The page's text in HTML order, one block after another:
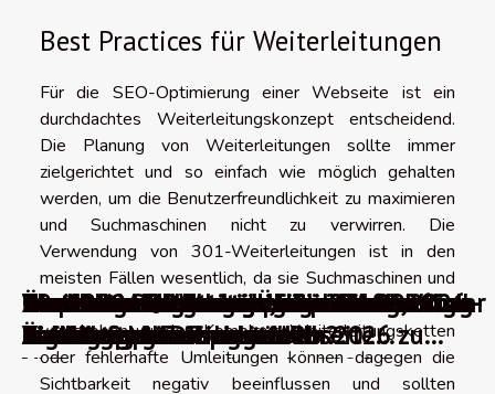
Best Practices für Weiterleitungen
Für die SEO-Optimierung einer Webseite ist ein
durchdachtes Weiterleitungskonzept entscheidend.
Die Planung von Weiterleitungen sollte immer
zielgerichtet und so einfach wie möglich gehalten
werden, um die Benutzerfreundlichkeit zu maximieren
und Suchmaschinen nicht zu verwirren. Die
Verwendung von 301-Weiterleitungen ist in den
meisten Fällen wesentlich, da sie Suchmaschinen und
Besuchern signalisieren, dass Inhalte dauerhaft
verschoben wurden. Komplexe Weiterleitungsketten
oder fehlerhafte Umleitungen können dagegen die
Sichtbarkeit negativ beeinflussen und sollten
WordPress-Migrationsplugins
Über 100 Punkte zur Überprüfung, um Ihr
digitales Marketing im Jahr 2026 zu
verbessern
0 wichtige Blogtrends für das Jahr 2026
The best AI video generators in 2026
translates to Die besten KI-
Videogeneratoren im Jahr 2026 in
WordPress-Fehler beheben: Wie löst man
die häufigsten Probleme?
Die besten Werkzeuge, um über
Änderungen auf einer Webseite
informiert zu werden
Absolute oder relative URLs: Welche
Struktur sollte man wählen?
Die 10 besten kostenlosen
Videokomprimierungstools
10 praktische Werkzeuge zur Auswahl
einer guten Farbpalette
Die 10 besten französischen Webhosting-
Anbieter
Die besten Werkzeuge für effektive
Landingpages
Kostenlose Alternativen für Grafikdesign-
Software